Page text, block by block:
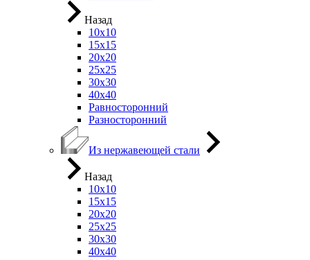
Назад
10х10
15х15
20х20
25х25
30х30
40х40
Равносторонний
Разносторонний
Из нержавеющей стали
Назад
10х10
15х15
20х20
25х25
30х30
40х40